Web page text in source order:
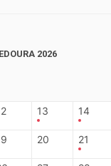
2026
13 14
20 21